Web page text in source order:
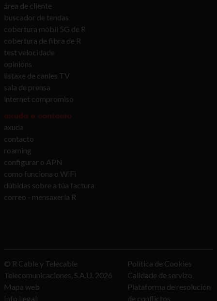
área de cliente
buscador de tendas
cobertura móbil 5G de R
cobertura de fibra de R
test velocidade
opinións
listaxe de canles TV
sala de prensa
internet compromiso
axuda e contacto
axuda
contacto
roaming
configurar o APN
como funciona o WiFi
dúbidas sobre a túa factura
correo - mensaxería R
© R Cable y Telecable
Telecomunicaciones, S.A.U. 2026
Mapa web
Info Legal
Política de Cookies
Calidade de servizo
Plataforma de resolución
de conflictos